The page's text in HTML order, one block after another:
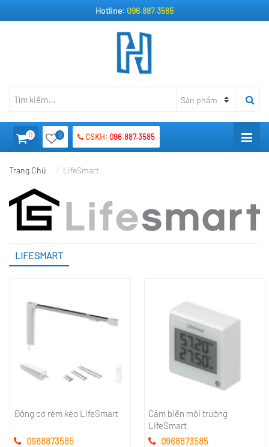
Hotline: 096.887.3585
0 0 CSKH: 096.887.3585
Trang Chủ LifeSmart
LIFESMART
Động cơ rèm kéo LifeSmart
0968873585
Cảm biến môi trường
LifeSmart
0968873585